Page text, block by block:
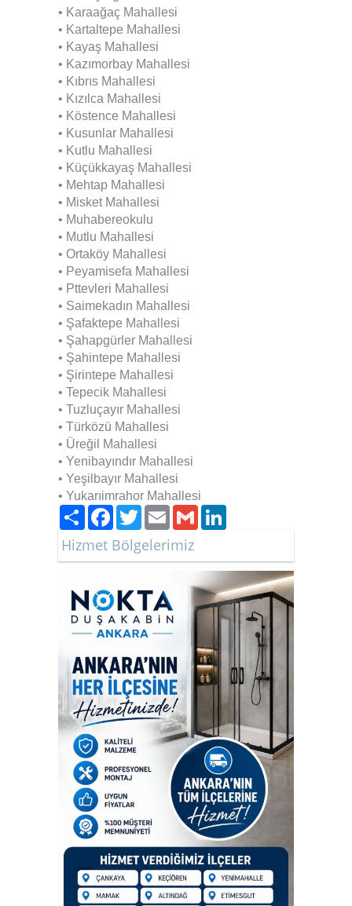
• Karaağaç Mahallesi
• Kartaltepe Mahallesi
• Kayaş Mahallesi
• Kazımorbay Mahallesi
• Kıbrıs Mahallesi
• Kızılca Mahallesi
• Köstence Mahallesi
• Kusunlar Mahallesi
• Kutlu Mahallesi
• Küçükkayaş Mahallesi
• Mehtap Mahallesi
• Misket Mahallesi
• Muhabereokulu
• Mutlu Mahallesi
• Ortaköy Mahallesi
• Peyamisefa Mahallesi
• Pttevleri Mahallesi
• Saimekadın Mahallesi
• Şafaktepe Mahallesi
• Şahapgürler Mahallesi
• Şahintepe Mahallesi
• Şirintepe Mahallesi
• Tepecik Mahallesi
• Tuzluçayır Mahallesi
• Türközü Mahallesi
• Üreğil Mahallesi
• Yenibayındır Mahallesi
• Yeşilbayır Mahallesi
• Yukarıimrahor Mahallesi
PaylaşFacebook
TwitterEmailGmail
Hizmet Bölgelerimiz